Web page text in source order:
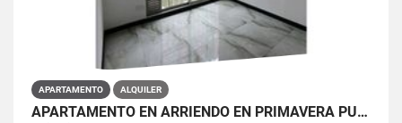
APARTAMENTO ALQUILER
APARTAMENTO EN ARRIENDO EN PRIMAVERA PUENTE ARANDA PRIMAVERA 6-39 ET 2